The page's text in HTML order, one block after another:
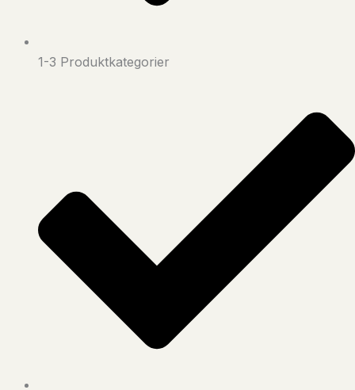
1-3 Produktkategorier